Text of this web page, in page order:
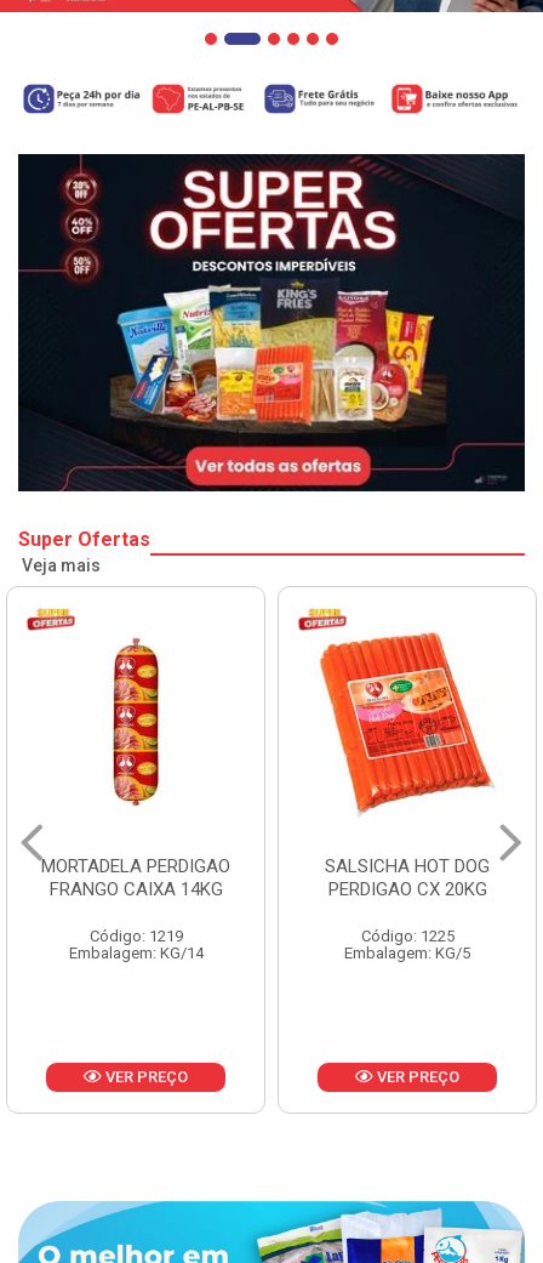
Super Ofertas
Veja mais
MORTADELA PERDIGAO
FRANGO CAIXA 14KG
Código: 1219
Embalagem: KG/14
VER PREÇO
SALSICHA HOT DOG
PERDIGAO CX 20KG
Código: 1225
Embalagem: KG/5
VER PREÇO